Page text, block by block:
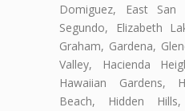
Domiguez, East San
Segundo, Elizabeth
Graham, Gardena,
Valley, Hacienda
Hawaiian Gardens,
Beach, Hidden